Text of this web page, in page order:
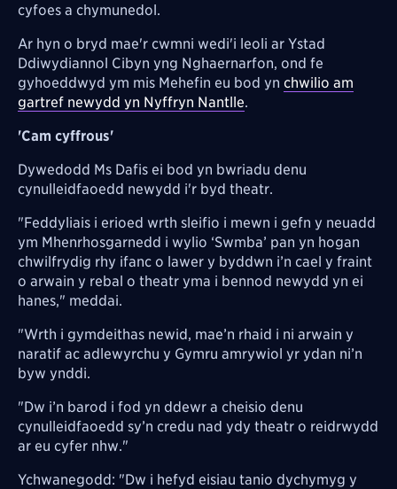
cyfoes a chymunedol.
Ar hyn o bryd mae'r cwmni wedi'i leoli ar Ystad
Ddiwydiannol Cibyn yng Nghaernarfon, ond fe
gyhoeddwyd ym mis Mehefin eu bod yn chwilio am
gartref newydd yn Nyffryn Nantlle.
'Cam cyffrous'
Dywedodd Ms Dafis ei bod yn bwriadu denu
cynulleidfaoedd newydd i'r byd theatr.
"Feddyliais i erioed wrth sleifio i mewn i gefn y neuadd
ym Mhenrhosgarnedd i wylio ‘Swmba’ pan yn hogan
chwilfrydig rhy ifanc o lawer y byddwn i’n cael y fraint
o arwain y rebal o theatr yma i bennod newydd yn ei
hanes," meddai.
"Wrth i gymdeithas newid, mae’n rhaid i ni arwain y
naratif ac adlewyrchu y Gymru amrywiol yr ydan ni’n
byw ynddi.
"Dw i’n barod i fod yn ddewr a cheisio denu
cynulleidfaoedd sy’n credu nad ydy theatr o reidrwydd
ar eu cyfer nhw."
Ychwanegodd: "Dw i hefyd eisiau tanio dychymyg y